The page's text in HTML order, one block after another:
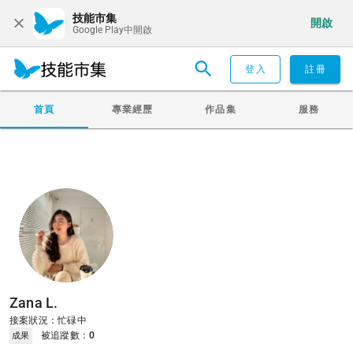
技能市集
Google Play中開啟
開啟
登入 註冊
首頁 專業經歷 作品集 服務
Zana L.
接案狀況：忙碌中
成果 被追蹤數：0